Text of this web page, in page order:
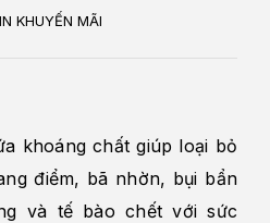
KHUYẾN MÃI
khoáng chất giúp loại bỏ
điểm, bã nhờn, bụi bẩn
và tế bào chết với sức